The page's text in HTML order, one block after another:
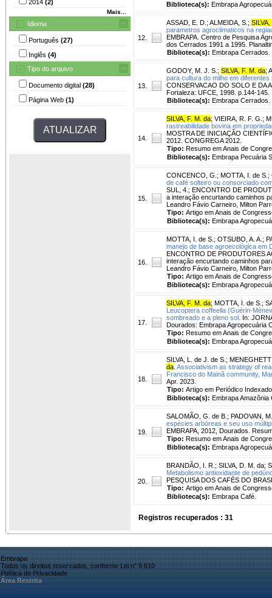
2014 (2)
Mais...
Idioma
Português (27)
Inglês (4)
Tipo do arquivo
Documento digital (28)
Página Web (1)
Biblioteca(s): Embrapa
12.
ASSAD, E. D. ; ALMEIDA, S. ;
parametros agroclimaticos na
EMBRAPA. Centro de Pesquisa
dos Cerrados 1991 a 1995.
Biblioteca(s): Embrapa Cerrados.
13.
GODOY, M. J. S. ; SILVA, F. M. da;
para cultura do milho em
CONSERVACAO DO SOLO E DA
Fortaleza: UFCE, 1998. p.144-145.
Biblioteca(s): Embrapa Cerrados.
14.
SILVA, F. M. da; VIEIRA, R. F. G. ;
rastreabilidade bovina em
MOSTRA DE INICIAÇÃO
2012. CONGREGA 2012.
Tipo: Resumo em Anais de
Biblioteca(s): Embrapa Pecuária
15.
CONCENCO, G. ; MOTTA, I. de S. ;
de café solteiro ou consorciado
SUL, 4.; ENCONTRO DE
a interação encurtando caminhos
Leandro Fávio Carneiro, Milton
Tipo: Artigo em Anais de
Biblioteca(s): Embrapa
16.
MOTTA, I. de S. ; OTSUBO, A. A. ;
manejo de base agroecológica em
ENCONTRO DE PRODUTORES
interação encurtando caminhos
Leandro Fávio Carneiro, Milton
Tipo: Artigo em Anais de
Biblioteca(s): Embrapa
17.
SILVA, F. M. da; MOTTA, I. de S. ;
Leucoptera coffeella (Guérin-
sombreado e a pleno sol. In:
Dourados: Embrapa Agropecuária
Tipo: Resumo em Anais de
Biblioteca(s): Embrapa
18.
SILVA, L. de J. de S. ;
da Associativism as strategy of
Francisco do Mainã community,
Apr. 2023.
Tipo: Artigo em Periódico Indexado
Biblioteca(s): Embrapa Amazônia
19.
SALOMÃO, G. de B. ; PADOVAN,
espécies arbóreas e seu uso
EMBRAPA, 2012, Dourados.
Tipo: Resumo em Anais de
Biblioteca(s): Embrapa
20.
BRANDÃO, I. R. ; SILVA, D. M. da;
Metabolismo antioxidante de
PESQUISA DOS CAFÉS DO
Tipo: Artigo em Anais de
Biblioteca(s): Embrapa Café.
Registros recuperados : 31
Embrapa
Todos os direitos reservados, conforme Lei n° 9.610
Política de Privacidade
Área Restrita